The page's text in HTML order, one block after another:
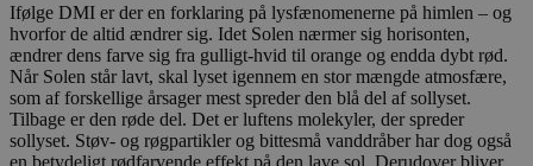
Ifølge DMI er der en forklaring på lysfænomenerne på himlen – og
hvorfor de altid ændrer sig. Idet Solen nærmer sig horisonten,
ændrer dens farve sig fra gulligt-hvid til orange og endda dybt rød.
Når Solen står lavt, skal lyset igennem en stor mængde atmosfære,
som af forskellige årsager mest spreder den blå del af sollyset.
Tilbage er den røde del. Det er luftens molekyler, der spreder
sollyset. Støv- og røgpartikler og bittesmå vanddråber har dog også
en betydeligt rødfarvende effekt på den lave sol. Derudover bliver